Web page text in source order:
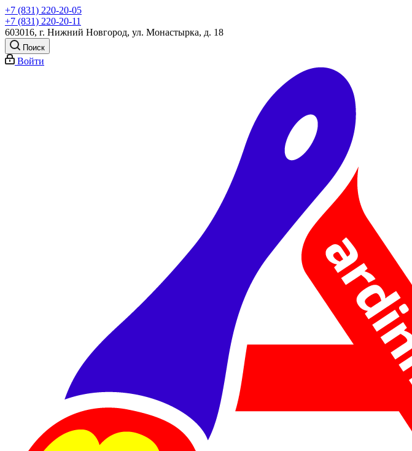
+7 (831) 220-20-05
+7 (831) 220-20-11
603016, г. Нижний Новгород, ул. Монастырка, д. 18
Поиск
Войти